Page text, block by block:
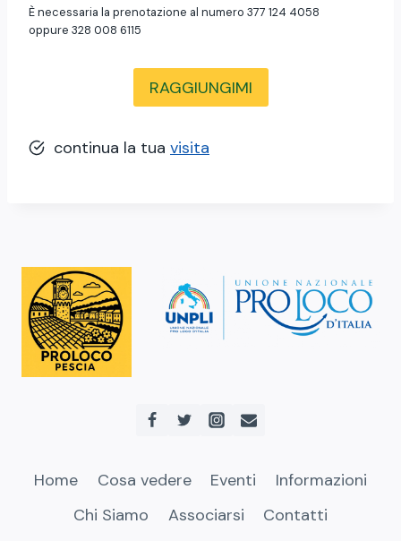
È necessaria la prenotazione al numero 377 124 4058
oppure 328 008 6115
RAGGIUNGIMI
continua la tua visita
Home Cosa vedere Eventi
Informazioni
Chi Siamo
Associarsi Contatti